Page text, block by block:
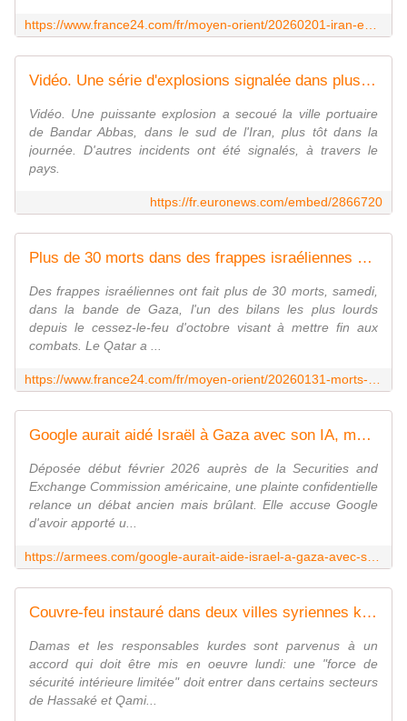
Vidéo. Une série d'explosions signalée dans plusieurs villes d'Iran
Vidéo. Une puissante explosion a secoué la ville portuaire
de Bandar Abbas, dans le sud de l'Iran, plus tôt dans la
journée. D'autres incidents ont été signalés, à travers le
pays.
https://fr.euronews.com/embed/2866720
Plus de 30 morts dans des frappes israéliennes à Gaza, plus lourd bilan depuis le cessez-le-feu
Des frappes israéliennes ont fait plus de 30 morts, samedi,
dans la bande de Gaza, l'un des bilans les plus lourds
depuis le cessez-le-feu d'octobre visant à mettre fin aux
combats. Le Qatar a ...
Google aurait aidé Israël à Gaza avec son IA, malgré ses promesses
Déposée début février 2026 auprès de la Securities and
Exchange Commission américaine, une plainte confidentielle
relance un débat ancien mais brûlant. Elle accuse Google
d'avoir apporté u...
Couvre-feu instauré dans deux villes syriennes kurdes en vue de l'application de l'accord avec Damas
Damas et les responsables kurdes sont parvenus à un
accord qui doit être mis en oeuvre lundi: une "force de
sécurité intérieure limitée" doit entrer dans certains secteurs
de Hassaké et Qami...